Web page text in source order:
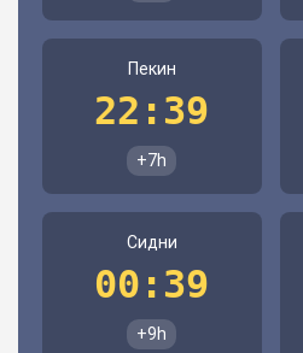
Пекин
22:39
+7h
Сидни
00:39
+9h